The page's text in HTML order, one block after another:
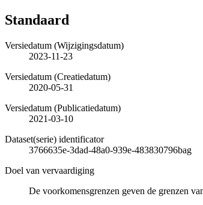
Standaard
Versiedatum (Wijzigingsdatum)
2023-11-23
Versiedatum (Creatiedatum)
2020-05-31
Versiedatum (Publicatiedatum)
2021-03-10
Dataset(serie) identificator
3766635e-3dad-48a0-939e-483830796bag
Doel van vervaardiging
De voorkomensgrenzen geven de grenzen